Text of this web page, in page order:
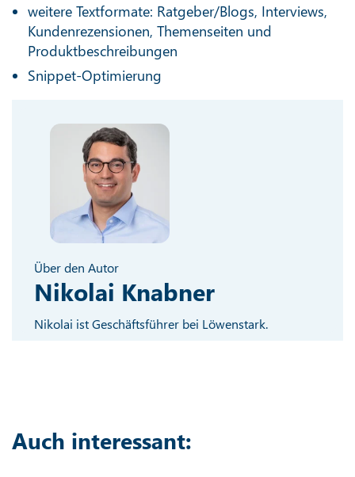
weitere Textformate: Ratgeber/Blogs, Interviews,
Kundenrezensionen, Themenseiten und
Produktbeschreibungen
Snippet-Optimierung
Über den Autor
Nikolai Knabner
Nikolai ist Geschäftsführer bei Löwenstark.
Auch interessant: